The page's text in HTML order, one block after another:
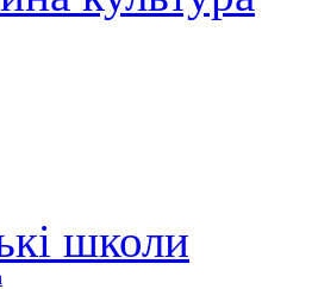
школи